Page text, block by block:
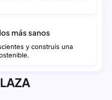
más sanos
y construís una